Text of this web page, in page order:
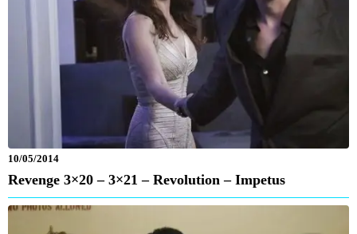
10/05/2014
Revenge 3×20 – 3×21 – Revolution – Impetus